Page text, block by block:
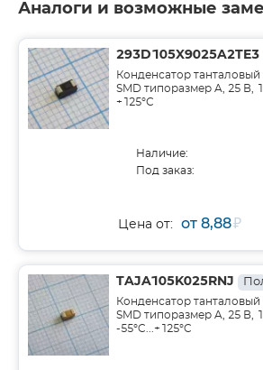
Аналоги и возможные
293D105X9025A2TE3
Конденсатор
SMD типоразмер A, 25 В,
+125°С
Наличие:
Под заказ:
Цена от: от 8,88₽
TAJA105K025RNJ
Конденсатор
SMD типоразмер A, 25 В,
-55°C...+125°C